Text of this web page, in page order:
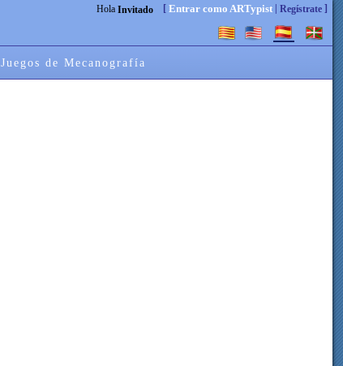
Hola Invitado [ Entrar como ARTypist| Regístrate]
Juegos de Mecanografía